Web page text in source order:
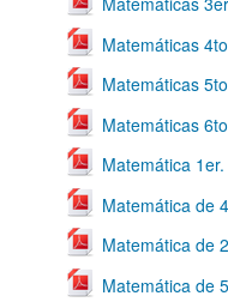
Matemáticas
Matemáticas
Matemáticas
Matemática
Matemática de
Matemática de
Matemática de